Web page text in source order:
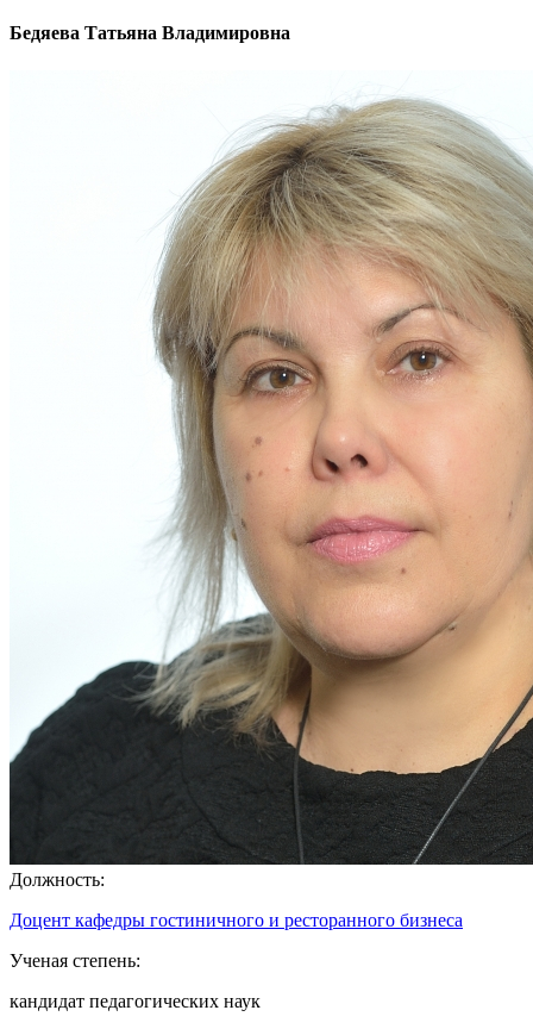
Бедяева Татьяна Владимировна
Должность:
Доцент кафедры гостиничного и ресторанного бизнеса
Ученая степень:
кандидат педагогических наук